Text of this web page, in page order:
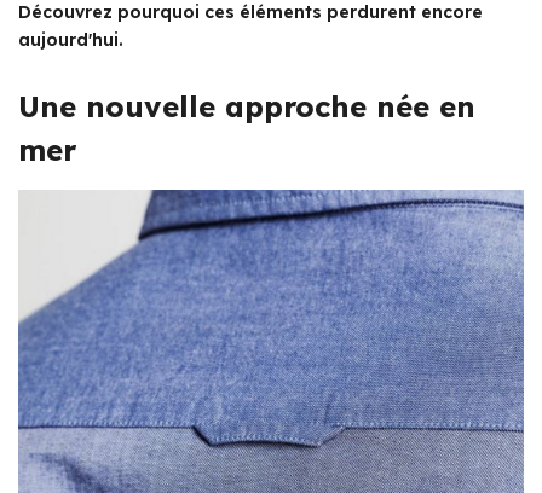
Découvrez pourquoi ces éléments perdurent encore
aujourd'hui.
Une nouvelle approche née en
mer